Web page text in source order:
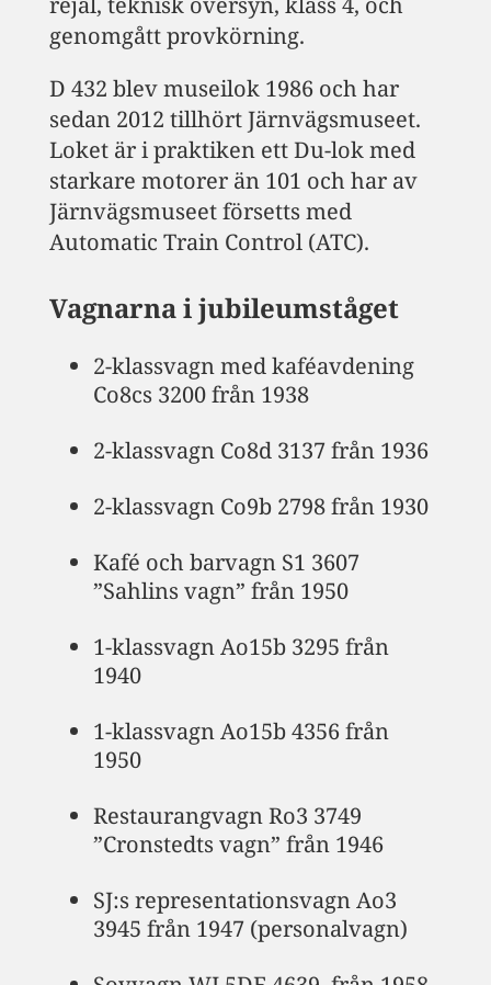
genomgått provkörning.
D 432 blev museilok 1986 och har
sedan 2012 tillhört Järnvägsmuseet.
Loket är i praktiken ett Du-lok med
starkare motorer än 101 och har av
Järnvägsmuseet försetts med
Automatic Train Control (ATC).
Vagnarna i jubileumståget
2-klassvagn med kaféavdening
Co8cs 3200 från 1938
2-klassvagn Co8d 3137 från 1936
2-klassvagn Co9b 2798 från 1930
Kafé och barvagn S1 3607
”Sahlins vagn” från 1950
1-klassvagn Ao15b 3295 från
1940
1-klassvagn Ao15b 4356 från
1950
Restaurangvagn Ro3 3749
”Cronstedts vagn” från 1946
SJ:s representationsvagn Ao3
3945 från 1947 (personalvagn)